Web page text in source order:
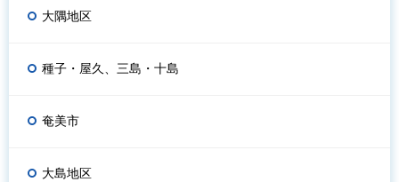
大隅地区
種子・屋久、三島・十島
奄美市
大島地区